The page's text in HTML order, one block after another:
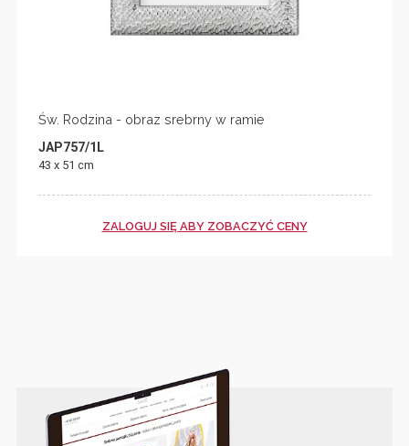
Św. Rodzina - obraz srebrny w ramie
JAP757/1L
43 x 51 cm
ZALOGUJ SIĘ ABY ZOBACZYĆ CENY